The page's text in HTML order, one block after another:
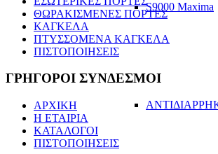
S9000 Maxima
ΘΩΡΑΚΙΣΜΕΝΕΣ ΠΟΡΤΕΣ
ΚΑΓΚΕΛΑ
ΠΤΥΣΣΟΜΕΝΑ ΚΑΓΚΕΛΑ
ΠΙΣΤΟΠΟΙΗΣΕΙΣ
ΓΡΗΓΟΡΟΙ ΣΥΝΔΕΣΜΟΙ
ΑΡΧΙΚΗ
Η ΕΤΑΙΡΙΑ
ΚΑΤΑΛΟΓΟΙ
ΠΙΣΤΟΠΟΙΗΣΕΙΣ